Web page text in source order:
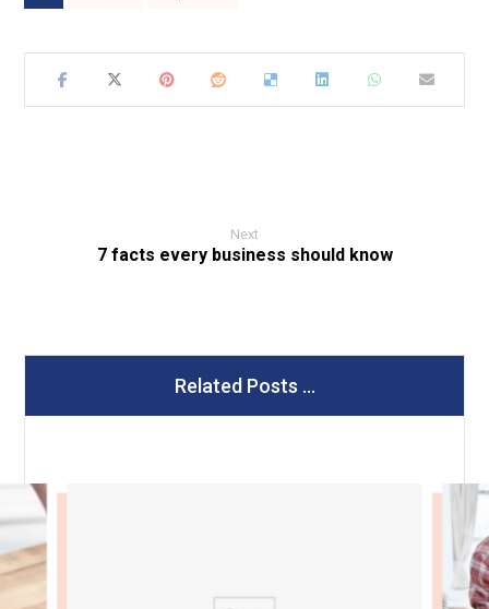
Next
7 facts every business should know
Related Posts ...